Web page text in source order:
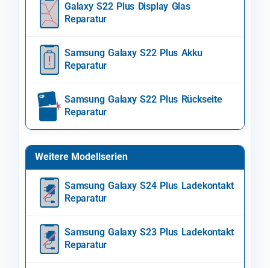
Galaxy S22 Plus Display Glas
Reparatur
Samsung Galaxy S22 Plus Akku
Reparatur
Samsung Galaxy S22 Plus Rückseite
Reparatur
Weitere Modellserien
Samsung Galaxy S24 Plus Ladekontakt
Reparatur
Samsung Galaxy S23 Plus Ladekontakt
Reparatur